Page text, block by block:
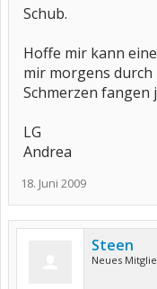
Schub.
Hoffe mir kann
mir morgens
Schmerzen fangen
LG
Andrea
18. Juni 2009
Steen
Neues